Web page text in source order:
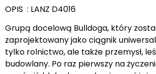
OPIS : LANZ D4016
Grupą docelową Bulldoga, który
zaprojektowany jako ciągnik
tylko rolnictwo, ale także przemysł,
budowlany. Po raz pierwszy na